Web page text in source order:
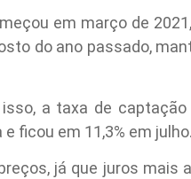
em março de
do ano passado,
a taxa de captação
ficou em 11,3% em julho.
já que juros mais